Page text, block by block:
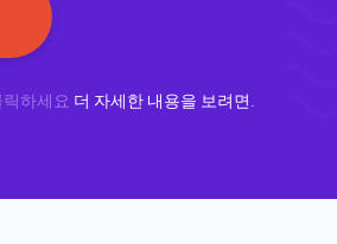
하세요 더 자세한 내용을 보려면.